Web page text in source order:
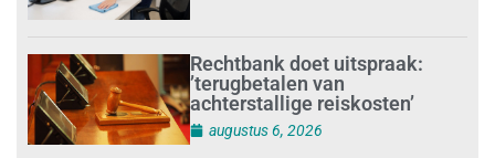
Rechtbank doet uitspraak:
’terugbetalen van
achterstallige reiskosten’
augustus 6, 2026